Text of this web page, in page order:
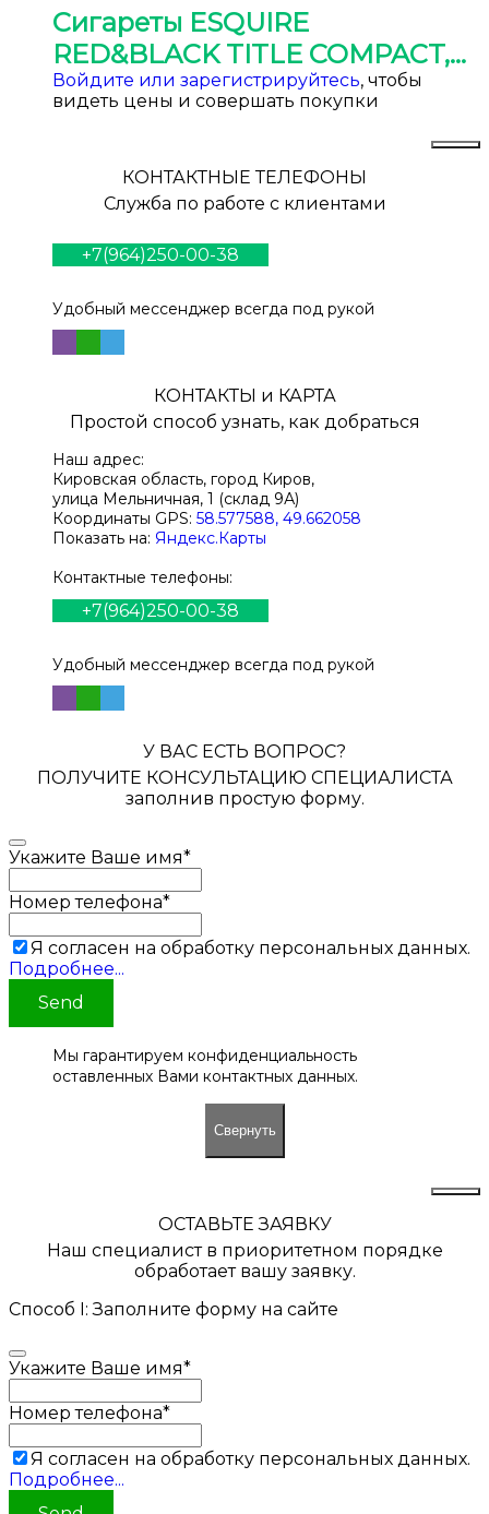
Сигареты ESQUIRE
RED&BLACK TITLE COMPACT,
МРЦ 160,00
Войдите или зарегистрируйтесь, чтобы
видеть цены и совершать покупки
КОНТАКТНЫЕ ТЕЛЕФОНЫ
Служба по работе с клиентами
+7(964)250-00-38
Удобный мессенджер всегда под рукой
КОНТАКТЫ и КАРТА
Простой способ узнать, как добраться
Наш адрес:
Кировская область, город Киров,
улица Мельничная, 1 (склад 9А)
Координаты GPS: 58.577588, 49.662058
Показать на: Яндекс.Карты
Контактные телефоны:
+7(964)250-00-38
Удобный мессенджер всегда под рукой
У ВАС ЕСТЬ ВОПРОС?
ПОЛУЧИТЕ КОНСУЛЬТАЦИЮ СПЕЦИАЛИСТА
заполнив простую форму.
Укажите Ваше имя*
Номер телефона*
Я согласен на обработку персональных данных.
Подробнее...
Send
Мы гарантируем конфиденциальность
оставленных Вами контактных данных.
Свернуть
ОСТАВЬТЕ ЗАЯВКУ
Наш специалист в приоритетном порядке
обработает вашу заявку.
Способ I: Заполните форму на сайте
Укажите Ваше имя*
Номер телефона*
Я согласен на обработку персональных данных.
Подробнее...